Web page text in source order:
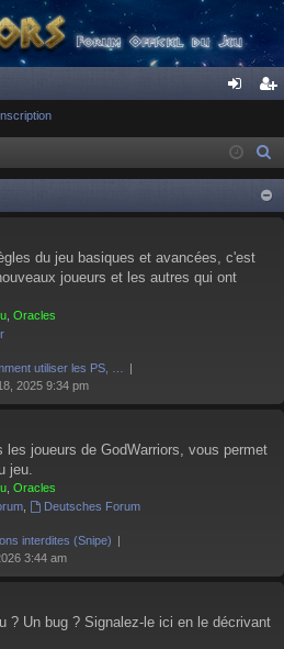
ne
xi
on
cri
pti
on
du jeu basiques et avancées, c'est
joueurs et les autres qui ont
Oracles
utiliser les PS, …
2025 9:34 pm
les joueurs de GodWarriors, vous permet
jeu.
Oracles
,
Deutsches Forum
interdites (Snipe)
3:44 am
? Un bug ? Signalez-le ici en le décrivant